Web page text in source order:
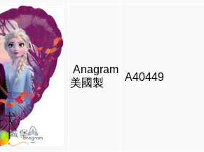
Anagram
美國製
A40449